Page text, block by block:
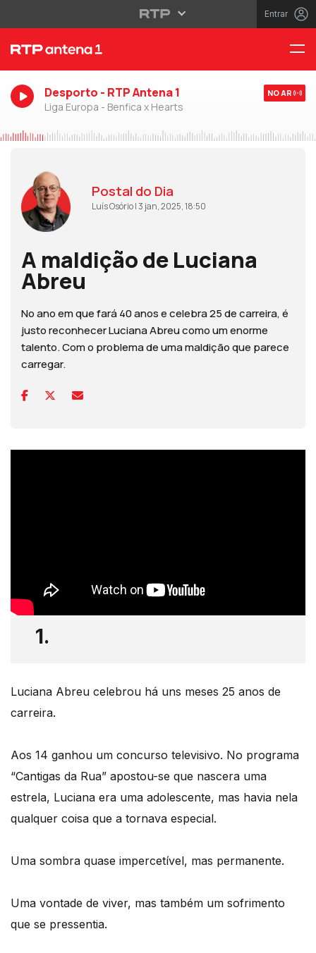
Entrar
Desporto - RTP Antena 1
Liga Europa - Benfica x Hearts
NO AR
Postal do Dia
Luís Osório | 3 jan, 2025, 18:50
A maldição de Luciana
Abreu
No ano em que fará 40 anos e celebra 25 de carreira, é
justo reconhecer Luciana Abreu como um enorme
talento. Com o problema de uma maldição que parece
carregar.
1.
Luciana Abreu celebrou há uns meses 25 anos de
carreira.
Aos 14 ganhou um concurso televisivo. No programa
“Cantigas da Rua” apostou-se que nascera uma
estrela, Luciana era uma adolescente, mas havia nela
qualquer coisa que a tornava especial.
Uma sombra quase impercetível, mas permanente.
Uma vontade de viver, mas também um sofrimento
que se pressentia.